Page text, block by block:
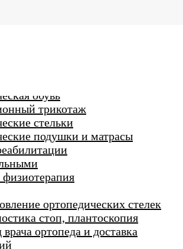
обувь
трикотаж
стельки
подушки и матрасы
ортопедических стелек
стоп, плантоскопия
ортопеда и доставка